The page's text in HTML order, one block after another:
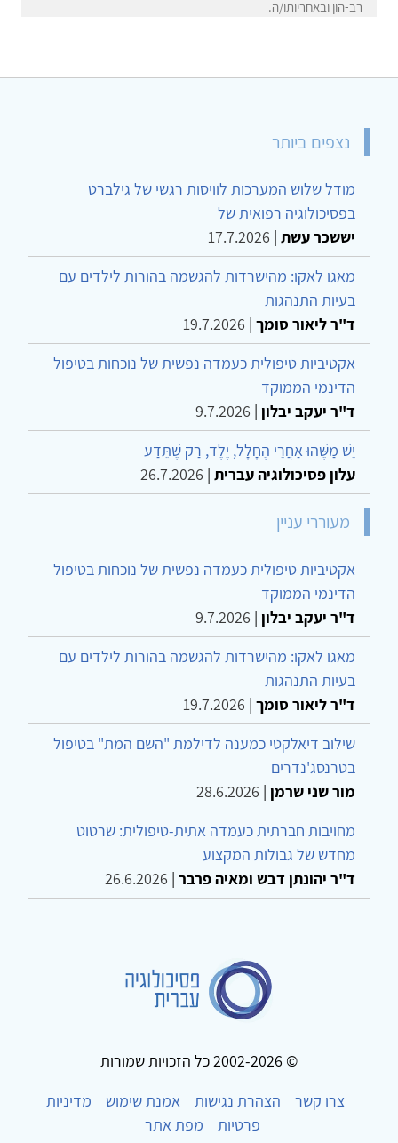
רב-הון ובאחריותו/ה.
נצפים ביותר
מודל שלוש המערכות לוויסות רגשי של גילברט
בפסיכולוגיה רפואית של
יששכר עשת |
17.7.2026
מאגו לאקו: מהישרדות להגשמה בהורות לילדים עם
בעיות התנהגות
ד"ר ליאור סומך |
19.7.2026
אקטיביות טיפולית כעמדה נפשית של נוכחות בטיפול
הדינמי הממוקד
ד"ר יעקב יבלון |
9.7.2026
יֵשׁ מַשֶּׁהוּ אַחֲרֵי הֶחָלָל, יֶלֶד, רַק שֶׁתֵּדַע
עלון פסיכולוגיה עברית |
26.7.2026
מעוררי עניין
אקטיביות טיפולית כעמדה נפשית של נוכחות בטיפול
הדינמי הממוקד
ד"ר יעקב יבלון |
9.7.2026
מאגו לאקו: מהישרדות להגשמה בהורות לילדים עם
בעיות התנהגות
ד"ר ליאור סומך |
19.7.2026
שילוב דיאלקטי כמענה לדילמת "השם המת" בטיפול
בטרנסג'נדרים
מור שני שרמן |
28.6.2026
מחויבות חברתית כעמדה אתית-טיפולית: שרטוט
מחדש של גבולות המקצוע
ד"ר יהונתן דבש ומאיה פרבר |
26.6.2026
© 2002-2026 כל הזכויות שמורות
צרו קשר
הצהרת נגישות אמנת שימוש
מדיניות
פרטיות
מפת אתר